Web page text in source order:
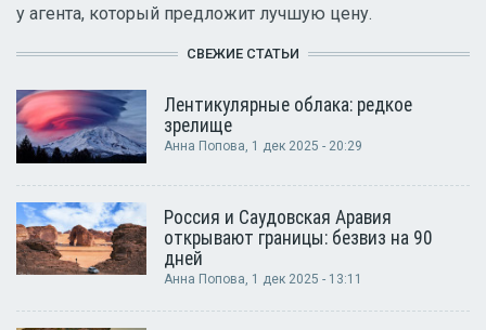
у агента, который предложит лучшую цену.
СВЕЖИЕ СТАТЬИ
Лентикулярные облака: редкое
зрелище
Анна Попова, 1 дек 2025 - 20:29
Россия и Саудовская Аравия
открывают границы: безвиз на 90
дней
Анна Попова, 1 дек 2025 - 13:11